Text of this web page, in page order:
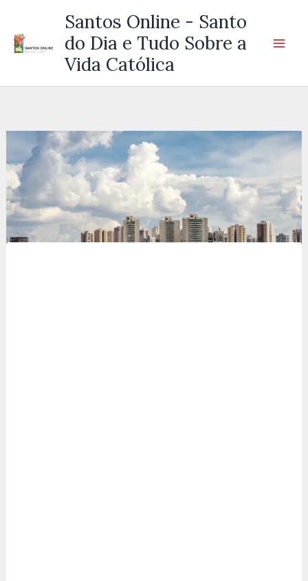
Santos Online - Santo
do Dia e Tudo Sobre a
Vida Católica